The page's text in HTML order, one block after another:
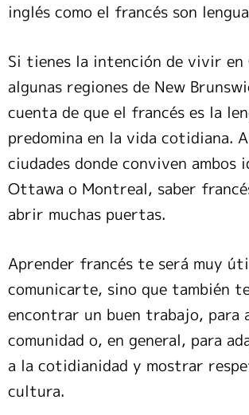
inglés como el francés son
Si tienes la intención de vivir en
algunas regiones de New
cuenta de que el francés es la
predomina en la vida cotidiana.
ciudades donde conviven ambos
Ottawa o Montreal, saber
abrir muchas puertas.
Aprender francés te será muy
comunicarte, sino que también
encontrar un buen trabajo, para
comunidad o, en general, para
a la cotidianidad y mostrar
cultura.